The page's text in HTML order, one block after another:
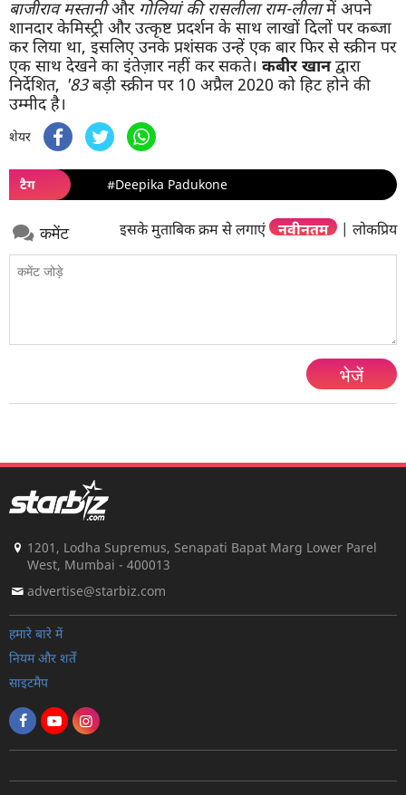
बाजीराव मस्तानीऔरगोलियां की रासलीला राम-लीलामें अपने
शानदार केमिस्ट्री और उत्कृष्ट प्रदर्शन के साथ लाखों दिलों पर कब्जा
कर लिया था, इसलिए उनके प्रशंसक उन्हें एक बार फिर से स्क्रीन पर
एक साथ देखने का इंतेज़ार नहीं कर सकते। कबीर खानद्वारा
निर्देशित, '83बड़ी स्क्रीन पर 10 अप्रैल 2020 को हिट होने की
उम्मीद है।
शेयर
टैग #Deepika Padukone
कमेंट इसके मुताबिक क्रम से लगाएं नवीनतम | लोकप्रिय
भेजें
1201, Lodha Supremus, Senapati Bapat Marg Lower Parel
West, Mumbai - 400013
advertise@starbiz.com
हमारे बारे में
नियम और शर्तें
साइटमैप